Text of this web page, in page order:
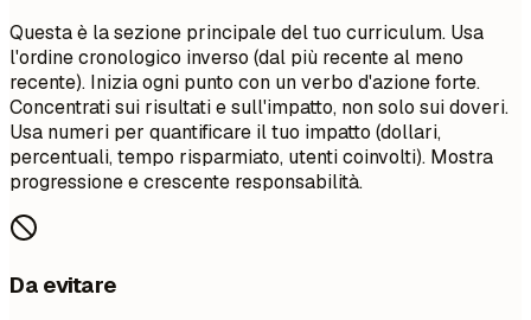
Questa è la sezione principale del tuo curriculum. Usa
l'ordine cronologico inverso (dal più recente al meno
recente). Inizia ogni punto con un verbo d'azione forte.
Concentrati sui risultati e sull'impatto, non solo sui doveri.
Usa numeri per quantificare il tuo impatto (dollari,
percentuali, tempo risparmiato, utenti coinvolti). Mostra
progressione e crescente responsabilità.
Da evitare